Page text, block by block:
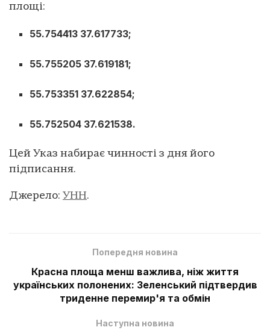
площі:
55.754413 37.617733;
55.755205 37.619181;
55.753351 37.622854;
55.752504 37.621538.
Цей Указ набирає чинності з дня його
підписання.
Джерело: УНН.
Попередня новина
Красна площа менш важлива, ніж життя
українських полонених: Зеленський підтвердив
триденне перемир'я та обмін
Наступна новина